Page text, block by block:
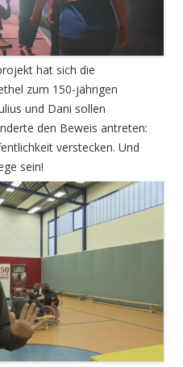
hat sich die
zum 150-jährigen
und Dani sollen
den Beweis antreten:
verstecken. Und
sein!